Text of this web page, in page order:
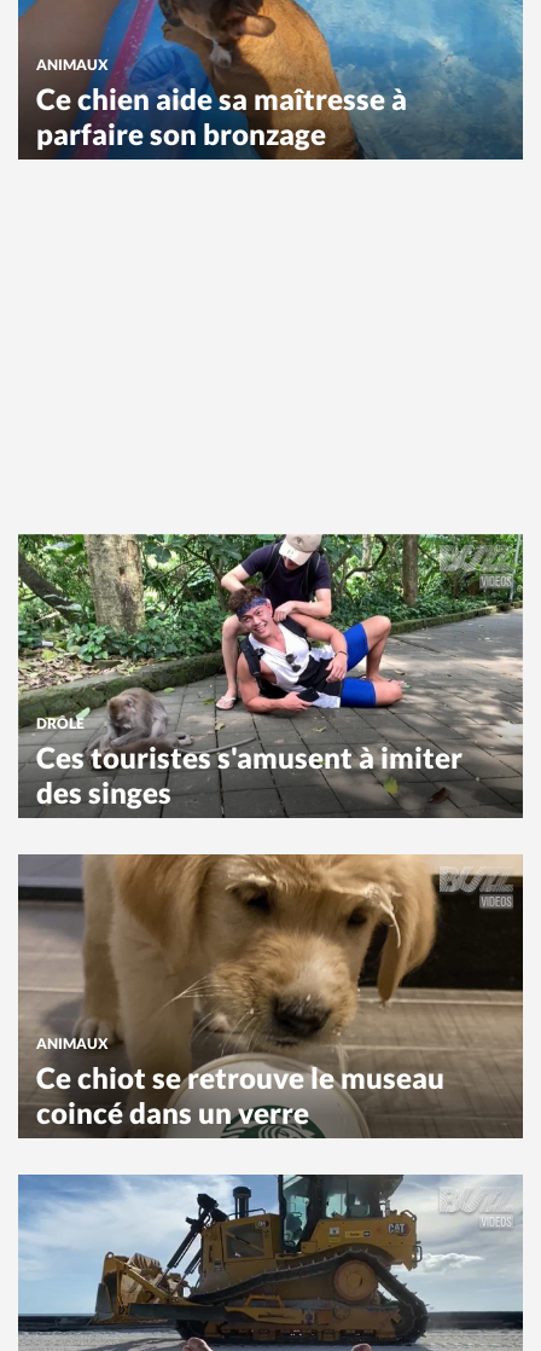
ANIMAUX
Ce chien aide sa maîtresse à
parfaire son bronzage
DRÔLE
Ces touristes s'amusent à imiter
des singes
ANIMAUX
Ce chiot se retrouve le museau
coincé dans un verre